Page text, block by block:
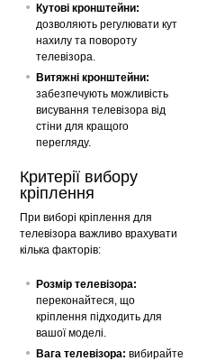
Кутові кронштейни:
дозволяють регулювати кут
нахилу та повороту
телевізора.
Витяжні кронштейни:
забезпечують можливість
висування телевізора від
стіни для кращого
перегляду.
Критерії вибору
кріплення
При виборі кріплення для
телевізора важливо врахувати
кілька факторів:
Розмір телевізора:
переконайтеся, що
кріплення підходить для
вашої моделі.
Вага телевізора: вибирайте